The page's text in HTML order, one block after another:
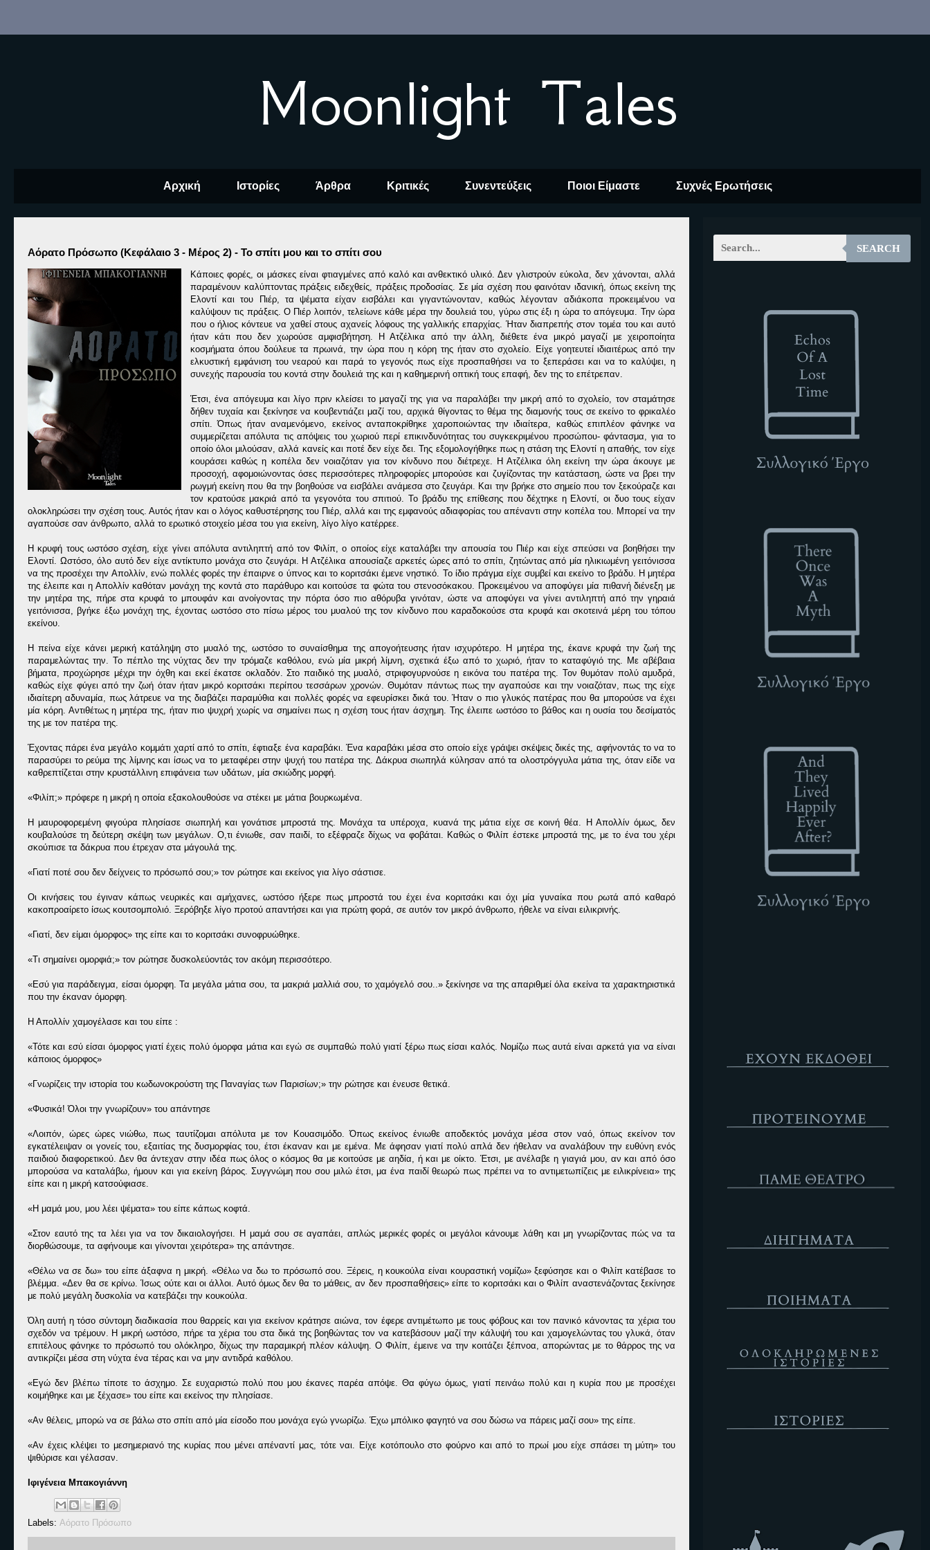
Moonlight Tales
Αρχική Ιστορίες Άρθρα Κριτικές Συνεντεύξεις Ποιοι Είμαστε Συχνές Ερωτήσεις
Αόρατο Πρόσωπο (Κεφάλαιο 3 - Μέρος 2) - Το σπίτι μου και το σπίτι σου
Κάποιες φορές, οι μάσκες είναι φτιαγμένες από καλό και ανθεκτικό υλικό. Δεν γλιστρούν εύκολα, δεν χάνονται, αλλά
παραμένουν καλύπτοντας πράξεις ειδεχθείς, πράξεις προδοσίας. Σε μία σχέση που φαινόταν ιδανική, όπως εκείνη της
Ελοντί και του Πιέρ, τα ψέματα είχαν εισβάλει και γιγαντώνονταν, καθώς λέγονταν αδιάκοπα προκειμένου να
καλύψουν τις πράξεις. Ο Πιέρ λοιπόν, τελείωνε κάθε μέρα την δουλειά του, γύρω στις έξι η ώρα το απόγευμα. Την ώρα
που ο ήλιος κόντευε να χαθεί στους αχανείς λόφους της γαλλικής επαρχίας. Ήταν διαπρεπής στον τομέα του και αυτό
ήταν κάτι που δεν χωρούσε αμφισβήτηση. Η Ατζέλικα από την άλλη, διέθετε ένα μικρό μαγαζί με χειροποίητα
κοσμήματα όπου δούλευε τα πρωινά, την ώρα που η κόρη της ήταν στο σχολείο. Είχε γοητευτεί ιδιαιτέρως από την
ελκυστική εμφάνιση του νεαρού και παρά το γεγονός πως είχε προσπαθήσει να το ξεπεράσει και να το καλύψει, η
συνεχής παρουσία του κοντά στην δουλειά της και η καθημερινή οπτική τους επαφή, δεν της το επέτρεπαν.
Έτσι, ένα απόγευμα και λίγο πριν κλείσει το μαγαζί της για να παραλάβει την μικρή από το σχολείο, τον σταμάτησε
δήθεν τυχαία και ξεκίνησε να κουβεντιάζει μαζί του, αρχικά θίγοντας το θέμα της διαμονής τους σε εκείνο το φρικαλέο
σπίτι. Όπως ήταν αναμενόμενο, εκείνος ανταποκρίθηκε χαροποιώντας την ιδιαίτερα, καθώς επιπλέον φάνηκε να
συμμερίζεται απόλυτα τις απόψεις του χωριού περί επικινδυνότητας του συγκεκριμένου προσώπου- φάντασμα, για το
οποίο όλοι μιλούσαν, αλλά κανείς και ποτέ δεν είχε δει. Της εξομολογήθηκε πως η στάση της Ελοντί η απαθής, τον είχε
κουράσει καθώς η κοπέλα δεν νοιαζόταν για τον κίνδυνο που διέτρεχε. Η Ατζέλικα όλη εκείνη την ώρα άκουγε με
προσοχή, αφομοιώνοντας όσες περισσότερες πληροφορίες μπορούσε και ζυγίζοντας την κατάσταση, ώστε να βρει την
ρωγμή εκείνη που θα την βοηθούσε να εισβάλει ανάμεσα στο ζευγάρι. Και την βρήκε στο σημείο που τον ξεκούραζε και
τον κρατούσε μακριά από τα γεγονότα του σπιτιού. Το βράδυ της επίθεσης που δέχτηκε η Ελοντί, οι δυο τους είχαν
ολοκληρώσει την σχέση τους. Αυτός ήταν και ο λόγος καθυστέρησης του Πιέρ, αλλά και της εμφανούς αδιαφορίας του απέναντι στην κοπέλα του. Μπορεί να την
αγαπούσε σαν άνθρωπο, αλλά το ερωτικό στοιχείο μέσα του για εκείνη, λίγο λίγο κατέρρεε.
Η κρυφή τους ωστόσο σχέση, είχε γίνει απόλυτα αντιληπτή από τον Φιλίπ, ο οποίος είχε καταλάβει την απουσία του Πιέρ και είχε σπεύσει να βοηθήσει την
Ελοντί. Ωστόσο, όλο αυτό δεν είχε αντίκτυπο μονάχα στο ζευγάρι. Η Ατζέλικα απουσίαζε αρκετές ώρες από το σπίτι, ζητώντας από μία ηλικιωμένη γειτόνισσα
να της προσέχει την Απολλίν, ενώ πολλές φορές την έπαιρνε ο ύπνος και το κοριτσάκι έμενε νηστικό. Το ίδιο πράγμα είχε συμβεί και εκείνο το βράδυ. Η μητέρα
της έλειπε και η Απολλίν καθόταν μονάχη της κοντά στο παράθυρο και κοιτούσε τα φώτα του στενοσόκακου. Προκειμένου να αποφύγει μία πιθανή διένεξη με
την μητέρα της, πήρε στα κρυφά το μπουφάν και ανοίγοντας την πόρτα όσο πιο αθόρυβα γινόταν, ώστε να αποφύγει να γίνει αντιληπτή από την γηραιά
γειτόνισσα, βγήκε έξω μονάχη της, έχοντας ωστόσο στο πίσω μέρος του μυαλού της τον κίνδυνο που καραδοκούσε στα κρυφά και σκοτεινά μέρη του τόπου
εκείνου.
Η πείνα είχε κάνει μερική κατάληψη στο μυαλό της, ωστόσο το συναίσθημα της απογοήτευσης ήταν ισχυρότερο. Η μητέρα της, έκανε κρυφά την ζωή της
παραμελώντας την. Το πέπλο της νύχτας δεν την τρόμαζε καθόλου, ενώ μία μικρή λίμνη, σχετικά έξω από το χωριό, ήταν το καταφύγιό της. Με αβέβαια
βήματα, προχώρησε μέχρι την όχθη και εκεί έκατσε οκλαδόν. Στο παιδικό της μυαλό, στριφογυρνούσε η εικόνα του πατέρα της. Τον θυμόταν πολύ αμυδρά,
καθώς είχε φύγει από την ζωή όταν ήταν μικρό κοριτσάκι περίπου τεσσάρων χρονών. Θυμόταν πάντως πως την αγαπούσε και την νοιαζόταν, πως της είχε
ιδιαίτερη αδυναμία, πως λάτρευε να της διαβάζει παραμύθια και πολλές φορές να εφευρίσκει δικά του. Ήταν ο πιο γλυκός πατέρας που θα μπορούσε να έχει
μία κόρη. Αντιθέτως η μητέρα της, ήταν πιο ψυχρή χωρίς να σημαίνει πως η σχέση τους ήταν άσχημη. Της έλειπε ωστόσο το βάθος και η ουσία του δεσίματός
της με τον πατέρα της.
Έχοντας πάρει ένα μεγάλο κομμάτι χαρτί από το σπίτι, έφτιαξε ένα καραβάκι. Ένα καραβάκι μέσα στο οποίο είχε γράψει σκέψεις δικές της, αφήνοντάς το να το
παρασύρει το ρεύμα της λίμνης και ίσως να το μεταφέρει στην ψυχή του πατέρα της. Δάκρυα σιωπηλά κύλησαν από τα ολοστρόγγυλα μάτια της, όταν είδε να
καθρεπτίζεται στην κρυστάλλινη επιφάνεια των υδάτων, μία σκιώδης μορφή.
«Φιλίπ;» πρόφερε η μικρή η οποία εξακολουθούσε να στέκει με μάτια βουρκωμένα.
Η μαυροφορεμένη φιγούρα πλησίασε σιωπηλή και γονάτισε μπροστά της. Μονάχα τα υπέροχα, κυανά της μάτια είχε σε κοινή θέα. Η Απολλίν όμως, δεν
κουβαλούσε τη δεύτερη σκέψη των μεγάλων. Ο,τι ένιωθε, σαν παιδί, το εξέφραζε δίχως να φοβάται. Καθώς ο Φιλίπ έστεκε μπροστά της, με το ένα του χέρι
σκούπισε τα δάκρυα που έτρεχαν στα μάγουλά της.
«Γιατί ποτέ σου δεν δείχνεις το πρόσωπό σου;» τον ρώτησε και εκείνος για λίγο σάστισε.
Οι κινήσεις του έγιναν κάπως νευρικές και αμήχανες, ωστόσο ήξερε πως μπροστά του έχει ένα κοριτσάκι και όχι μία γυναίκα που ρωτά από καθαρό
κακοπροαίρετο ίσως κουτσομπολιό. Ξερόβηξε λίγο προτού απαντήσει και για πρώτη φορά, σε αυτόν τον μικρό άνθρωπο, ήθελε να είναι ειλικρινής.
«Γιατί, δεν είμαι όμορφος» της είπε και το κοριτσάκι συνοφρυώθηκε.
«Τι σημαίνει ομορφιά;» τον ρώτησε δυσκολεύοντάς τον ακόμη περισσότερο.
«Εσύ για παράδειγμα, είσαι όμορφη. Τα μεγάλα μάτια σου, τα μακριά μαλλιά σου, το χαμόγελό σου..» ξεκίνησε να της απαριθμεί όλα εκείνα τα χαρακτηριστικά
που την έκαναν όμορφη.
Η Απολλίν χαμογέλασε και του είπε :
«Τότε και εσύ είσαι όμορφος γιατί έχεις πολύ όμορφα μάτια και εγώ σε συμπαθώ πολύ γιατί ξέρω πως είσαι καλός. Νομίζω πως αυτά είναι αρκετά για να είναι
κάποιος όμορφος»
«Γνωρίζεις την ιστορία του κωδωνοκρούστη της Παναγίας των Παρισίων;» την ρώτησε και ένευσε θετικά.
«Φυσικά! Όλοι την γνωρίζουν» του απάντησε
«Λοιπόν, ώρες ώρες νιώθω, πως ταυτίζομαι απόλυτα με τον Κουασιμόδο. Όπως εκείνος ένιωθε αποδεκτός μονάχα μέσα στον ναό, όπως εκείνον τον
εγκατέλειψαν οι γονείς του, εξαιτίας της δυσμορφίας του, έτσι έκαναν και με εμένα. Με άφησαν γιατί πολύ απλά δεν ήθελαν να αναλάβουν την ευθύνη ενός
παιδιού διαφορετικού. Δεν θα άντεχαν στην ιδέα πως όλος ο κόσμος θα με κοιτούσε με αηδία, ή και με οίκτο. Έτσι, με ανέλαβε η γιαγιά μου, αν και από όσο
μπορούσα να καταλάβω, ήμουν και για εκείνη βάρος. Συγγνώμη που σου μιλώ έτσι, μα ένα παιδί θεωρώ πως πρέπει να το αντιμετωπίζεις με ειλικρίνεια» της
είπε και η μικρή κατσούφιασε.
«Η μαμά μου, μου λέει ψέματα» του είπε κάπως κοφτά.
«Στον εαυτό της τα λέει για να τον δικαιολογήσει. Η μαμά σου σε αγαπάει, απλώς μερικές φορές οι μεγάλοι κάνουμε λάθη και μη γνωρίζοντας πώς να τα
διορθώσουμε, τα αφήνουμε και γίνονται χειρότερα» της απάντησε.
«Θέλω να σε δω» του είπε άξαφνα η μικρή. «Θέλω να δω το πρόσωπό σου. Ξέρεις, η κουκούλα είναι κουραστική νομίζω» ξεφύσησε και ο Φιλίπ κατέβασε το
βλέμμα. «Δεν θα σε κρίνω. Ίσως ούτε και οι άλλοι. Αυτό όμως δεν θα το μάθεις, αν δεν προσπαθήσεις» είπε το κοριτσάκι και ο Φιλίπ αναστενάζοντας ξεκίνησε
με πολύ μεγάλη δυσκολία να κατεβάζει την κουκούλα.
Όλη αυτή η τόσο σύντομη διαδικασία που θαρρείς και για εκείνον κράτησε αιώνα, τον έφερε αντιμέτωπο με τους φόβους και τον πανικό κάνοντας τα χέρια του
σχεδόν να τρέμουν. Η μικρή ωστόσο, πήρε τα χέρια του στα δικά της βοηθώντας τον να κατεβάσουν μαζί την κάλυψή του και χαμογελώντας του γλυκά, όταν
επιτέλους φάνηκε το πρόσωπό του ολόκληρο, δίχως την παραμικρή πλέον κάλυψη. Ο Φιλίπ, έμεινε να την κοιτάζει ξέπνοα, απορώντας με το θάρρος της να
αντικρίζει μέσα στη νύχτα ένα τέρας και να μην αντιδρά καθόλου.
«Εγώ δεν βλέπω τίποτε το άσχημο. Σε ευχαριστώ πολύ που μου έκανες παρέα απόψε. Θα φύγω όμως, γιατί πεινάω πολύ και η κυρία που με προσέχει
κοιμήθηκε και με ξέχασε» του είπε και εκείνος την πλησίασε.
«Αν θέλεις, μπορώ να σε βάλω στο σπίτι από μία είσοδο που μονάχα εγώ γνωρίζω. Έχω μπόλικο φαγητό να σου δώσω να πάρεις μαζί σου» της είπε.
«Αν έχεις κλέψει το μεσημεριανό της κυρίας που μένει απέναντί μας, τότε ναι. Είχε κοτόπουλο στο φούρνο και από το πρωί μου είχε σπάσει τη μύτη» του
ψιθύρισε και γέλασαν.
Ιφιγένεια Μπακογιάννη
Labels: Αόρατο Πρόσωπο
SEARCH